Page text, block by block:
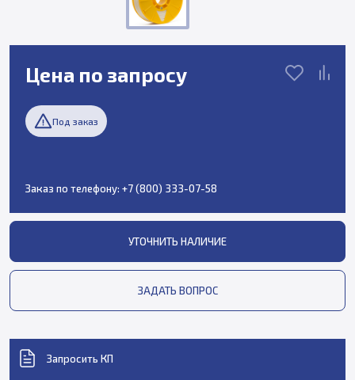
Цена по запросу
Под заказ
Заказ по телефону: +7 (800) 333-07-58
УТОЧНИТЬ НАЛИЧИЕ
ЗАДАТЬ ВОПРОС
Запросить КП